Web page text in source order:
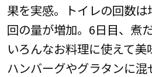
果を実感。トイレの回数
回の量が増加。6日目、煮
いろんなお料理に使えて美
ハンバーグやグラタンに